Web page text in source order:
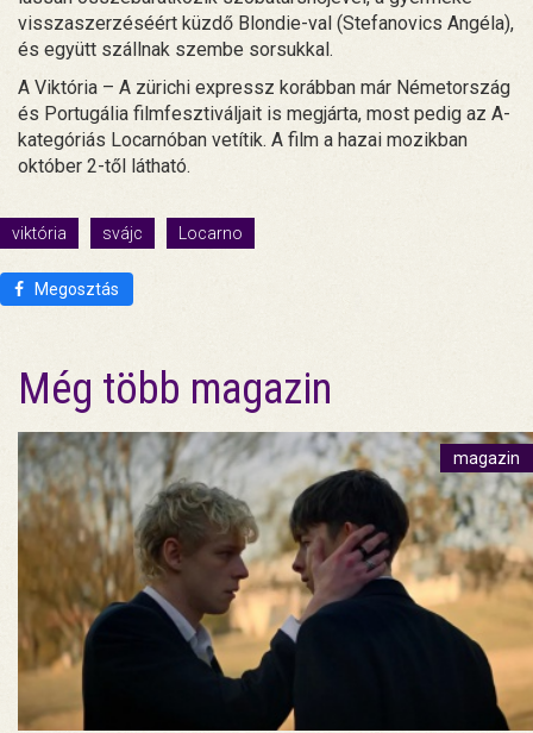
visszaszerzéséért küzdő Blondie-val (Stefanovics Angéla),
és együtt szállnak szembe sorsukkal.
A Viktória – A zürichi expressz korábban már Németország
és Portugália filmfesztiváljait is megjárta, most pedig az A-
kategóriás Locarnóban vetítik. A film a hazai mozikban
október 2-től látható.
viktória svájc Locarno
Megosztás
Még több magazin
magazin